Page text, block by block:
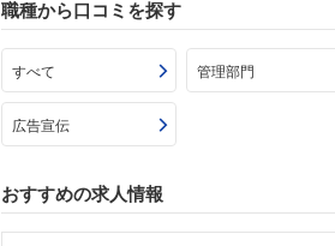
職種から口コミを探す
すべて 管理部門
広告宣伝
おすすめの求人情報